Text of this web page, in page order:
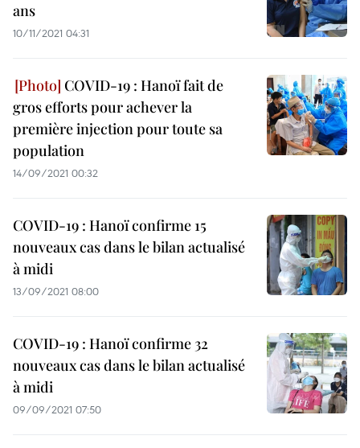
ans
10/11/2021 04:31
COVID-19 : Hanoï fait de
gros efforts pour achever la
première injection pour toute sa
population
14/09/2021 00:32
COVID-19 : Hanoï confirme 15
nouveaux cas dans le bilan actualisé
à midi
13/09/2021 08:00
COVID-19 : Hanoï confirme 32
nouveaux cas dans le bilan actualisé
à midi
09/09/2021 07:50